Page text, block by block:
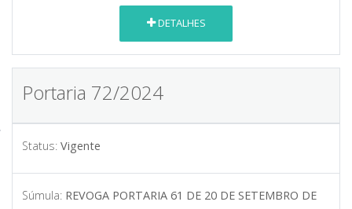
DETALHES
Portaria 72/2024
Status: Vigente
Súmula: REVOGA PORTARIA 61 DE 20 DE SETEMBRO DE